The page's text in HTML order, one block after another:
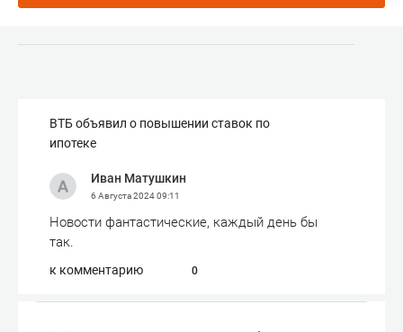
ВТБ объявил о повышении ставок по
ипотеке
Иван Матушкин
6 Августа 202409:11
Новости фантастические, каждый день бы
так.
к комментарию 0